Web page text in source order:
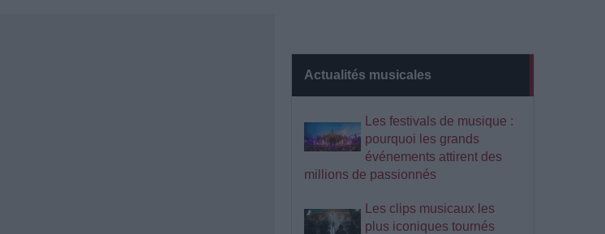
Actualités musicales
Les festivals de musique :
pourquoi les grands
événements attirent des
millions de passionnés
Les clips musicaux les
plus iconiques tournés